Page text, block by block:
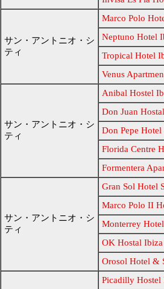
サン・アントニオ・シ
ティ
Marco Polo
Neptuno Hotel
Tropical Hotel
Venus
サン・アントニオ・シ
ティ
Anibal Hostel
Don Juan
Don Pepe
Florida Centre
Formentera
サン・アントニオ・シ
ティ
Gran Sol Hotel
Marco Polo II
Monterrey
OK Hostal Ibiza
Orosol Hotel &
Picadilly Hostel